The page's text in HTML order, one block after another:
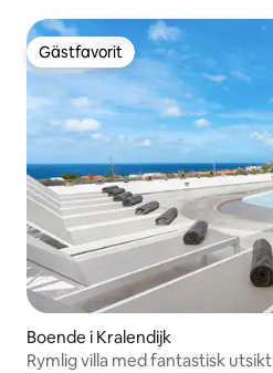
Gästfavorit
Gästfavorit
Boende i Kralendijk
Rymlig villa med fantastisk utsikt